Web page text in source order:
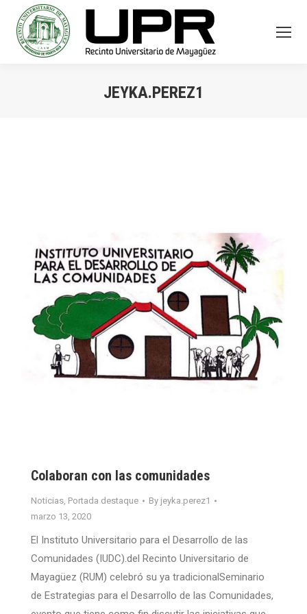
JEYKA.PEREZ1
Colaboran con las comunidades
Noticias, Portada destaque By jeyka.perez1
marzo 13, 2020
El Instituto Universitario para el Desarrollo de las
Comunidades (IUDC).del Recinto Universitario de
Mayagüez (RUM) celebró su ya tradicionalSeminario
de Estrategias para el Desarrollo de las Comunidades,